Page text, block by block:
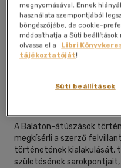
Kívánságlistához adom
magyar nyelvű|
A Balaton-átúszások
megkísérli a szerző
történetének kialakulását,
születésének
megnyomásával. Ennek
használata szempontjából
böngészőjébe, de cookie-
módosíthatja a Süti
olvassa el a
Libri
tájékoztatóját!
Süti beállítások